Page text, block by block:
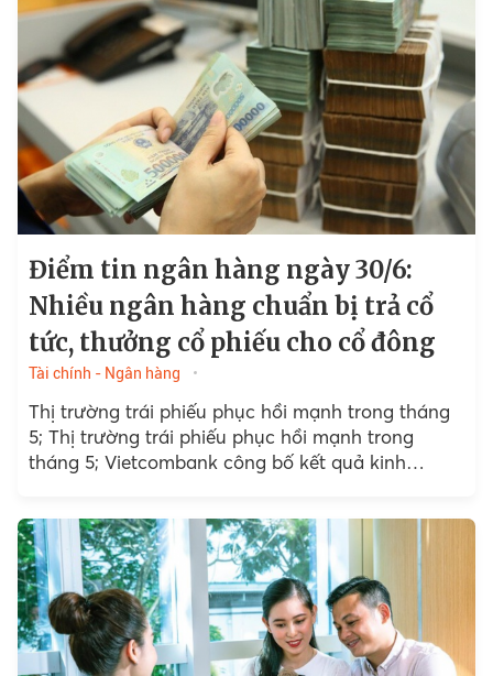
Điểm tin ngân hàng ngày 30/6:
Nhiều ngân hàng chuẩn bị trả cổ
tức, thưởng cổ phiếu cho cổ đông
Tài chính - Ngân hàng
Thị trường trái phiếu phục hồi mạnh trong tháng
5; Thị trường trái phiếu phục hồi mạnh trong
tháng 5; Vietcombank công bố kết quả kinh